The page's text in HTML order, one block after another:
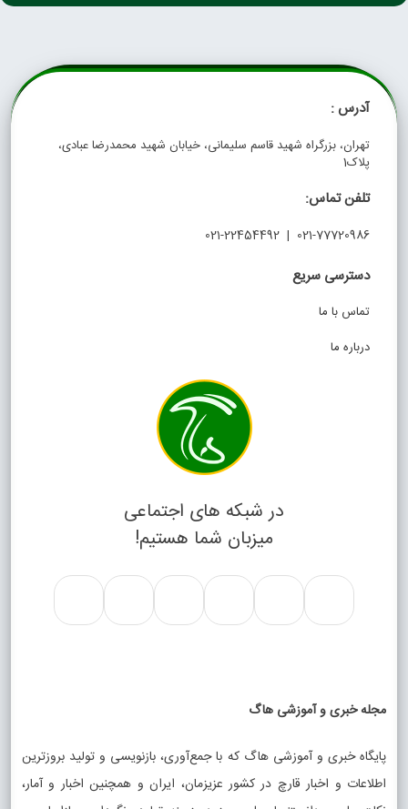
آدرس :
تهران، بزرگراه شهید قاسم سلیمانی، خیابان شهید محمدرضا عبادی،
پلاک1
تلفن تماس:
021-77720986 | 021-22454492
دسترسی سریع
تماس با ما
درباره ما
در شبکه های اجتماعی
میزبان شما هستیم!
مجله خبری و آموزشی هاگ
پایگاه خبری و آموزشی هاگ که با جمع‌آوری، بازنویسی و تولید بروزترین
اطلاعات و اخبار قارچ در کشور عزیزمان، ایران و همچنین اخبار و آمار،